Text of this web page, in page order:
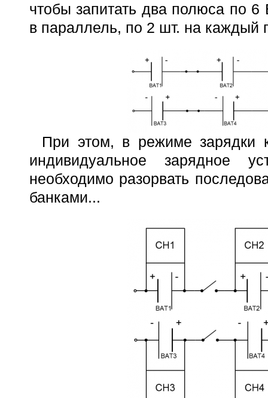
чтобы запитать два полюса по 6
в параллель, по 2 шт. на каждый
При этом, в режиме зарядки
индивидуальное зарядное
необходимо разорвать
банками...